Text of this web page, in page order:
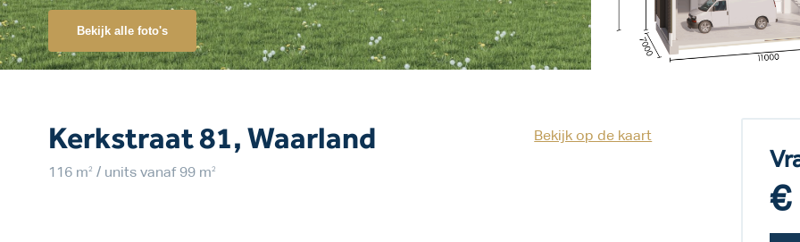
Bekijk alle foto's
Kerkstraat 81, Waarland
116 m2 / units vanaf 99 m2
Bekijk op de kaart
€